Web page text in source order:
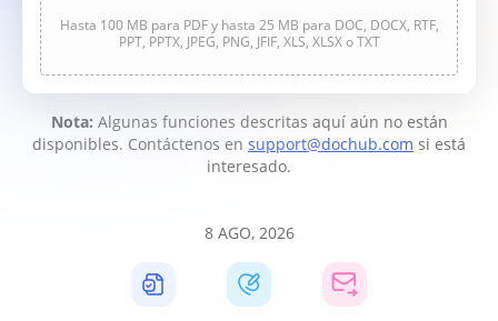
Hasta 100 MB para PDF y hasta 25 MB para DOC, DOCX, RTF,
PPT, PPTX, JPEG, PNG, JFIF, XLS, XLSX o TXT
Nota: Algunas funciones descritas aquí aún no están
disponibles. Contáctenos en support@dochub.com si está
interesado.
8 AGO, 2026